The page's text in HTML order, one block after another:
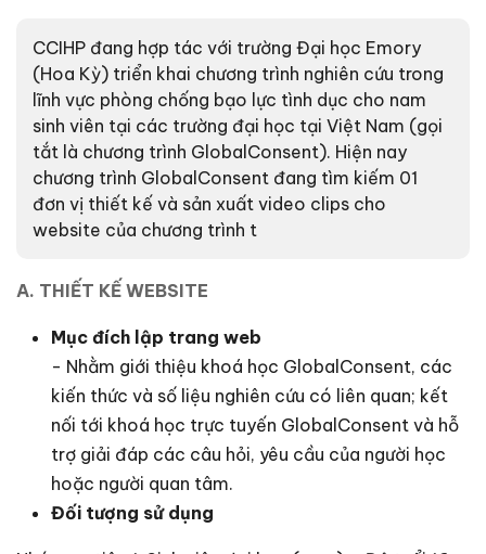
CCIHP đang hợp tác với trường Đại học Emory
(Hoa Kỳ) triển khai chương trình nghiên cứu trong
lĩnh vực phòng chống bạo lực tình dục cho nam
sinh viên tại các trường đại học tại Việt Nam (gọi
tắt là chương trình GlobalConsent). Hiện nay
chương trình GlobalConsent đang tìm kiếm 01
đơn vị thiết kế và sản xuất video clips cho
website của chương trình t
A. THIẾT KẾ WEBSITE
Mục đích lập trang web
- Nhằm giới thiệu khoá học GlobalConsent, các
kiến thức và số liệu nghiên cứu có liên quan; kết
nối tới khoá học trực tuyến GlobalConsent và hỗ
trợ giải đáp các câu hỏi, yêu cầu của người học
hoặc người quan tâm.
Đối tượng sử dụng